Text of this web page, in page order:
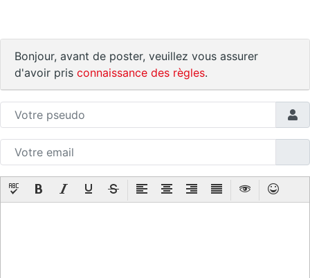
Bonjour, avant de poster, veuillez vous assurer
d'avoir pris connaissance des règles.